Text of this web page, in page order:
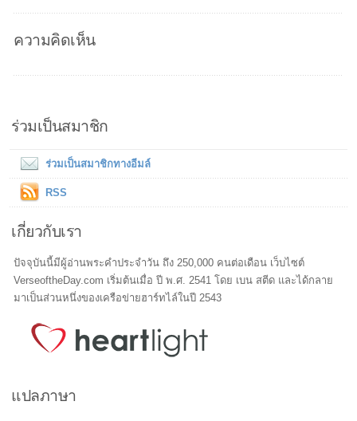
ความคิดเห็น
ร่วมเป็นสมาชิก
ร่วมเป็นสมาชิกทางอีมล์
RSS
เกี่ยวกับเรา
ปัจจุบันนี้มีผู้อ่านพระคำประจำวัน ถึง 250,000 คนต่อเดือน เว็บไซต์
VerseoftheDay.com เริ่มต้นเมื่อ ปี พ.ศ. 2541 โดย เบน สตีด และได้กลาย
มาเป็นส่วนหนึ่งของเครือข่ายฮาร์ทไล์ในปี 2543
แปลภาษา